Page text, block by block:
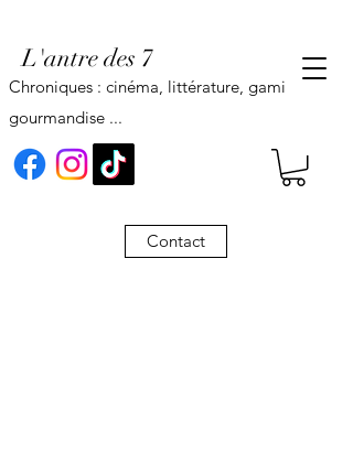
L'antre des 7
Contact
Chroniques : cinéma, littérature, gaming,
gourmandise ...